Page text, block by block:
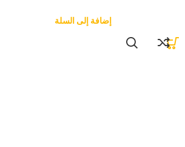
إضافة إلى السلة